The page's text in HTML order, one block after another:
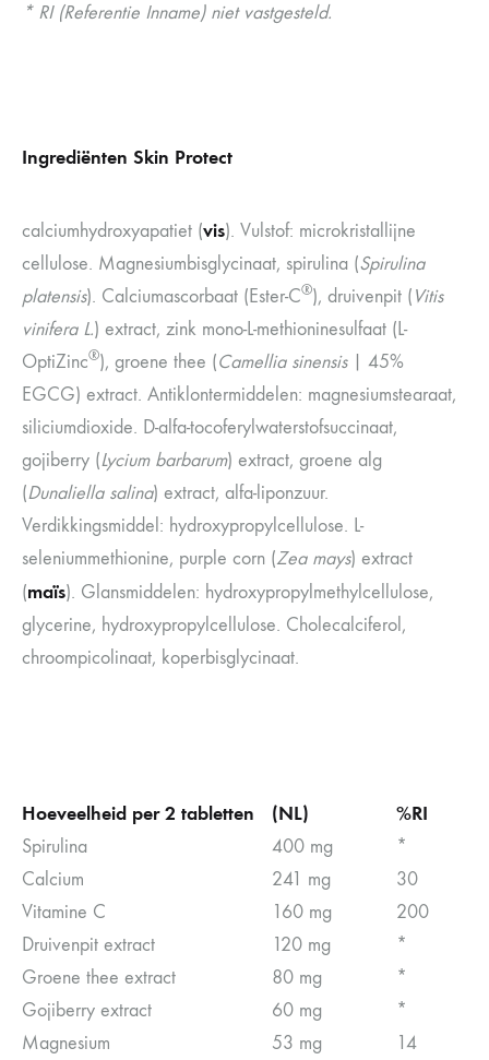
* RI (Referentie Inname) niet vastgesteld.
Ingrediënten Skin Protect
calciumhydroxyapatiet (vis). Vulstof: microkristallijne
cellulose. Magnesiumbisglycinaat, spirulina (Spirulina
platensis). Calciumascorbaat (Ester-C®), druivenpit (Vitis
vinifera L.) extract, zink mono-L-methioninesulfaat (L-
OptiZinc®), groene thee (Camellia sinensis| 45%
EGCG) extract. Antiklontermiddelen: magnesiumstearaat,
siliciumdioxide. D-alfa-tocoferylwaterstofsuccinaat,
gojiberry (Lycium barbarum) extract, groene alg
(Dunaliella salina) extract, alfa-liponzuur.
Verdikkingsmiddel: hydroxypropylcellulose. L-
seleniummethionine, purple corn (Zea mays) extract
(maïs). Glansmiddelen: hydroxypropylmethylcellulose,
glycerine, hydroxypropylcellulose. Cholecalciferol,
chroompicolinaat, koperbisglycinaat.
Hoeveelheid per 2 tabletten
Spirulina
Calcium
Vitamine C
Druivenpit extract
Groene thee extract
Gojiberry extract
Magnesium
(NL)
400 mg
241 mg
160 mg
120 mg
80 mg
60 mg
53 mg
%RI
*
30
200
*
*
*
14